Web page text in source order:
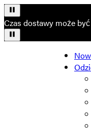
Czas dostawy może